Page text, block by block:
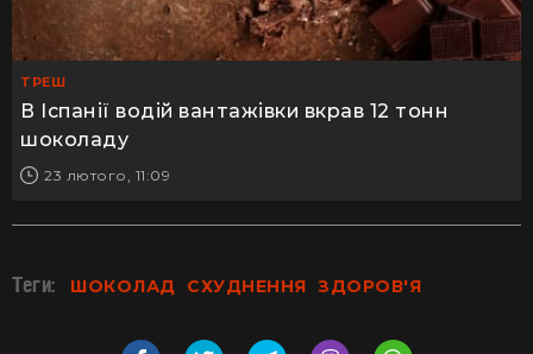
ТРЕШ
В Іспанії водій вантажівки вкрав 12 тонн
шоколаду
23 лютого, 11:09
Теги: ШОКОЛАД СХУДНЕННЯ ЗДОРОВ'Я